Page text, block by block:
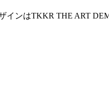
インはTKKR THE ART